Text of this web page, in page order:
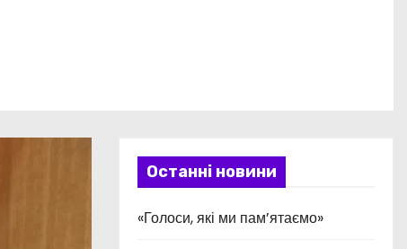
Останні новини
«Голоси, які ми пам’ятаємо»